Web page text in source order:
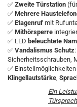
✅ Zweite Türstation
✅ Mehrere
✅ Etagenruf mit
✅ Mithörsperre
✅ LED beleuchtete
✅ Vandalismus Schutz
Sicherheitsschrauben,
✅
Klingellautstärke,
Ein